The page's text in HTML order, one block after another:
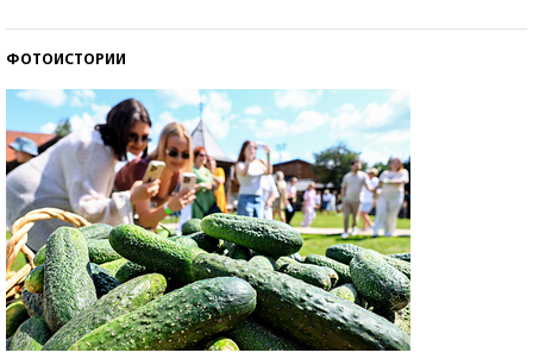
ФОТОИСТОРИИ